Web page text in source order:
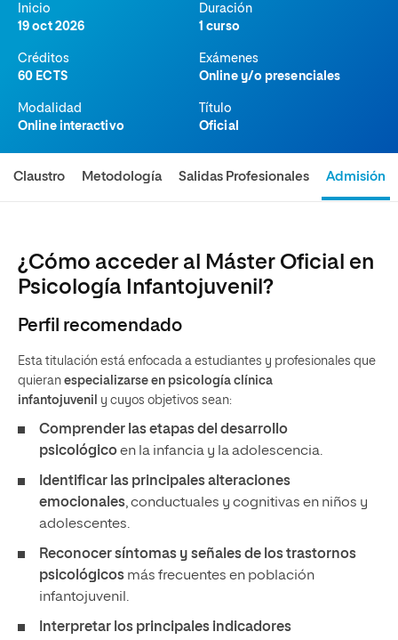
Inicio
19 oct 2026
Duración
1 curso
Créditos
60 ECTS
Exámenes
Online y/o presenciales
Modalidad
Online interactivo
Título
Oficial
Claustro Metodología Salidas Profesionales Admisión
¿Cómo acceder al Máster Oficial en
Psicología Infantojuvenil?
Perfil recomendado
Esta titulación está enfocada a estudiantes y profesionales que
quieran especializarse en psicología clínica
infantojuvenil
y cuyos objetivos sean:
Comprender las etapas del desarrollo
psicológicoen la infancia y la adolescencia.
Identificar las principales alteraciones
emocionales, conductuales y cognitivas en niños y
adolescentes.
Reconocer síntomas y señales de los trastornos
psicológicos más frecuentes en población
infantojuvenil.
Interpretar los principales indicadores